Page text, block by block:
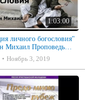
1:03:00
Проповедь
Ноябрь 3, 2019